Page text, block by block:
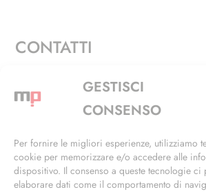
GESTISCI
CONSENSO
Per fornire le migliori esperienze, utilizziamo
cookie per memorizzare e/o accedere alle
dispositivo. Il consenso a queste tecnologie ci
elaborare dati come il comportamento di
CONTATTI
Via Alfieri, 27 - Trezzano Sul
+39 02 4846 3155
info@masterphil.it